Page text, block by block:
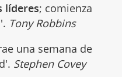
líderes; comienza
Tony Robbins
una semana de
Stephen Covey